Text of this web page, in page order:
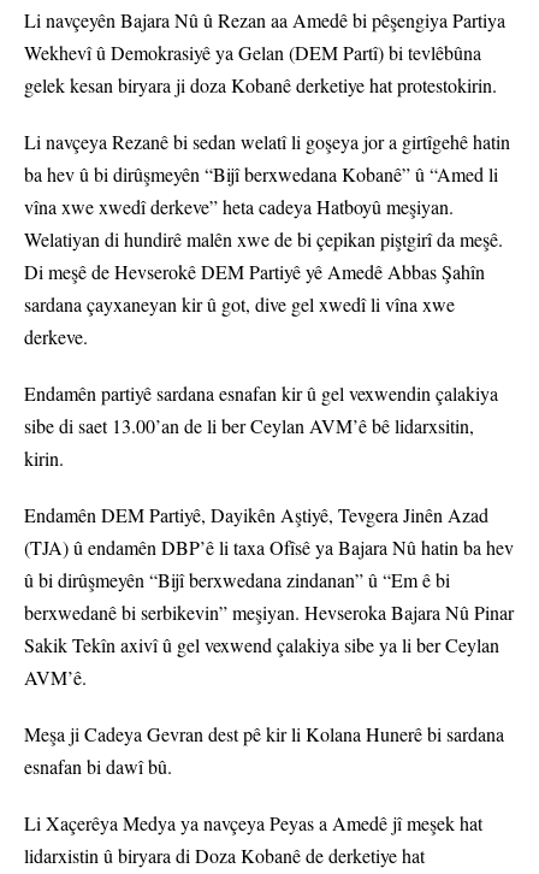
Li navçeyên Bajara Nû û Rezan aa Amedê bi pêşengiya Partiya
Wekhevî û Demokrasiyê ya Gelan (DEM Partî) bi tevlêbûna
gelek kesan biryara ji doza Kobanê derketiye hat protestokirin.
Li navçeya Rezanê bi sedan welatî li goşeya jor a girtîgehê hatin
ba hev û bi dirûşmeyên “Bijî berxwedana Kobanê” û “Amed li
vîna xwe xwedî derkeve” heta cadeya Hatboyû meşiyan.
Welatiyan di hundirê malên xwe de bi çepikan piştgirî da meşê.
Di meşê de Hevserokê DEM Partiyê yê Amedê Abbas Şahîn
sardana çayxaneyan kir û got, dive gel xwedî li vîna xwe
derkeve.
Endamên partiyê sardana esnafan kir û gel vexwendin çalakiya
sibe di saet 13.00’an de li ber Ceylan AVM’ê bê lidarxsitin,
kirin.
Endamên DEM Partiyê, Dayikên Aştiyê, Tevgera Jinên Azad
(TJA) û endamên DBP’ê li taxa Ofîsê ya Bajara Nû hatin ba hev
û bi dirûşmeyên “Bijî berxwedana zindanan” û “Em ê bi
berxwedanê bi serbikevin” meşiyan. Hevseroka Bajara Nû Pinar
Sakik Tekîn axivî û gel vexwend çalakiya sibe ya li ber Ceylan
AVM’ê.
Meşa ji Cadeya Gevran dest pê kir li Kolana Hunerê bi sardana
esnafan bi dawî bû.
Li Xaçerêya Medya ya navçeya Peyas a Amedê jî meşek hat
lidarxistin û biryara di Doza Kobanê de derketiye hat